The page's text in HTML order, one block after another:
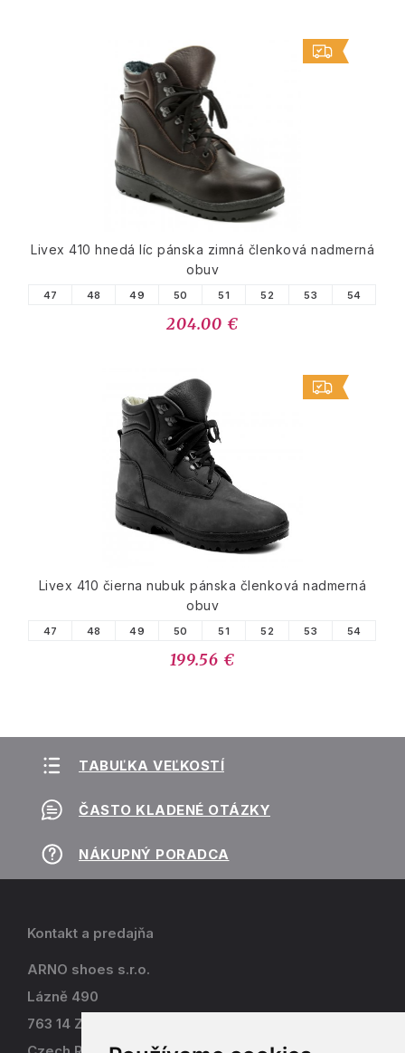
Livex 410 hnedá líc pánska zimná členková nadmerná
obuv
47 48 49 50 51 52 53 54
204.00 €
Livex 410 čierna nubuk pánska členková nadmerná
obuv
47 48 49 50 51 52 53 54
199.56 €
TABUĽKA VEĽKOSTÍ
ČASTO KLADENÉ OTÁZKY
NÁKUPNÝ PORADCA
Kontakt a predajňa
ARNO shoes s.r.o.
Lázně 490
763 14 Zlín - Kostelec